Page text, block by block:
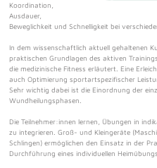
Koordination,
Ausdauer,
Beweglichkeit und Schnelligkeit bei
In dem wissenschaftlich aktuell gehaltenen
praktischen Grundlagen des aktiven
die medizinische Fitness erläutert. Eine
auch Optimierung sportartspezifischer
Sehr wichtig dabei ist die Einordnung der
Wundheilungsphasen.
Die Teilnehmer:innen lernen, Übungen in
zu integrieren. Groß- und Kleingeräte
Schlingen) ermöglichen den Einsatz in der
Durchführung eines individuellen